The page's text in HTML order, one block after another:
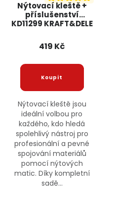
Nýtovací kleště +
příslušenství
KD11299 KRAFT&DELE
419 Kč
Nýtovací kleště jsou
ideální volbou pro
každého, kdo hledá
spolehlivý nástroj pro
profesionální a pevné
spojování materiálů
pomocí nýtových
matic. Díky kompletní
sadě...